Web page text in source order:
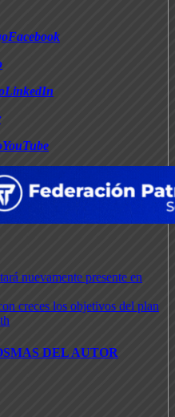
nuevamente presente en
creces los objetivos del plan
MAS DEL AUTOR